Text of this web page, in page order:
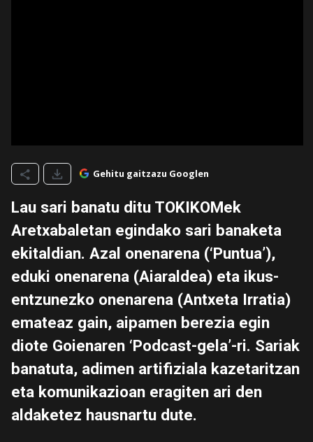
Gehitu gaitzazu Googlen
Lau sari banatu ditu TOKIKOMek
Aretxabaletan egindako sari banaketa
ekitaldian. Azal onenarena (‘Puntua’),
eduki onenarena (Aiaraldea) eta ikus-
entzunezko onenarena (Antxeta Irratia)
emateaz gain, aipamen berezia egin
diote Goienaren ‘Podcast-gela’-ri. Sariak
banatuta, adimen artifiziala kazetaritzan
eta komunikazioan eragiten ari den
aldaketez hausnartu dute.